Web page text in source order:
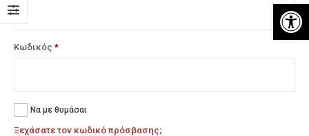
Κωδικός*
Να με θυμάσαι
Ξεχάσατε τον κωδικό πρόσβασης;